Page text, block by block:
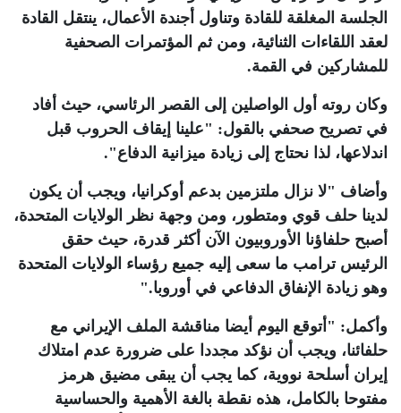
الجلسة المغلقة للقادة وتناول أجندة الأعمال، ينتقل القادة
لعقد اللقاءات الثنائية، ومن ثم المؤتمرات الصحفية
للمشاركين في القمة.
وكان روته أول الواصلين إلى القصر الرئاسي، حيث أفاد
في تصريح صحفي بالقول: "علينا إيقاف الحروب قبل
اندلاعها، لذا نحتاج إلى زيادة ميزانية الدفاع".
وأضاف "لا نزال ملتزمين بدعم أوكرانيا، ويجب أن يكون
لدينا حلف قوي ومتطور، ومن وجهة نظر الولايات المتحدة،
أصبح حلفاؤنا الأوروبيون الآن أكثر قدرة، حيث حقق
الرئيس ترامب ما سعى إليه جميع رؤساء الولايات المتحدة
وهو زيادة الإنفاق الدفاعي في أوروبا".
وأكمل: "أتوقع اليوم أيضا مناقشة الملف الإيراني مع
حلفائنا، ويجب أن نؤكد مجددا على ضرورة عدم امتلاك
إيران أسلحة نووية، كما يجب أن يبقى مضيق هرمز
مفتوحا بالكامل، هذه نقطة بالغة الأهمية والحساسية